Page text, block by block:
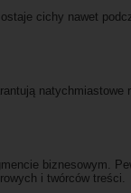
cichy nawet
biznesowym.
i twórców treści.